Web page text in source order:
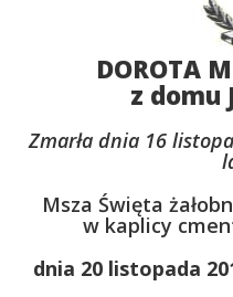
DOROTA
z domu
Zmarła dnia 16
Msza Święta
w kaplicy
dnia 20 listopada